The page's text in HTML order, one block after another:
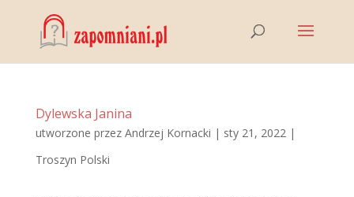
Dylewska Janina
utworzone przez Andrzej Kornacki | sty 21, 2022|
Troszyn Polski